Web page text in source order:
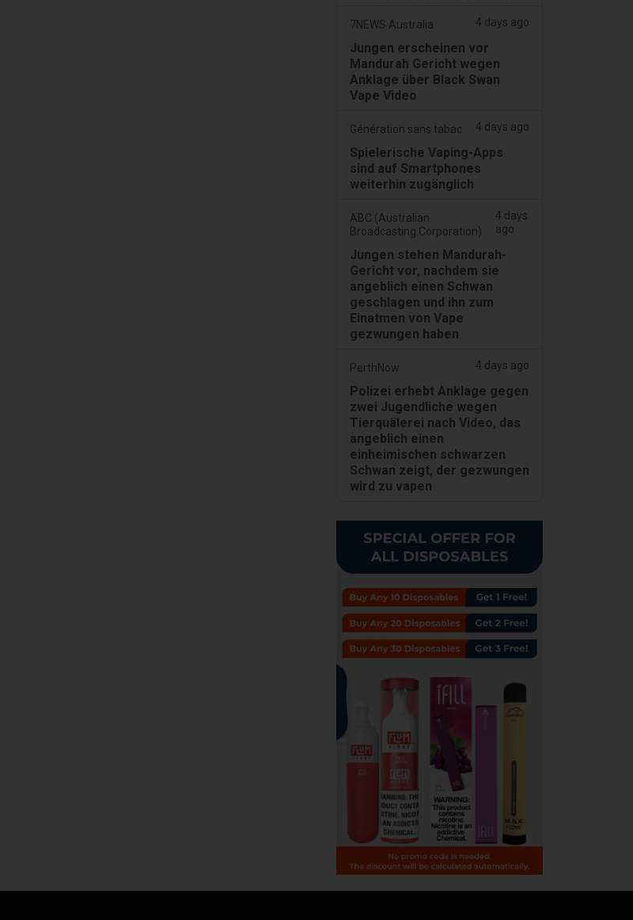
7NEWS Australia 4 days ago
Jungen erscheinen vor
Mandurah Gericht wegen
Anklage über Black Swan
Vape Video
Génération sans tabac 4 days ago
Spielerische Vaping-Apps
sind auf Smartphones
weiterhin zugänglich
ABC (Australian
Broadcasting Corporation)
4 days
ago
Jungen stehen Mandurah-
Gericht vor, nachdem sie
angeblich einen Schwan
geschlagen und ihn zum
Einatmen von Vape
gezwungen haben
PerthNow 4 days ago
Polizei erhebt Anklage gegen
zwei Jugendliche wegen
Tierquälerei nach Video, das
angeblich einen
einheimischen schwarzen
Schwan zeigt, der gezwungen
wird zu vapen